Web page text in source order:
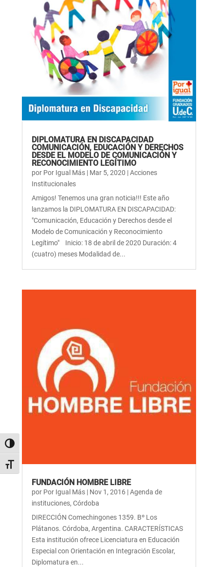
Alternar alto contraste
Alternar tamaño de letra
DIPLOMATURA EN DISCAPACIDAD
COMUNICACIÓN, EDUCACIÓN Y DERECHOS
DESDE EL MODELO DE COMUNICACIÓN Y
RECONOCIMIENTO LEGÍTIMO
por Por Igual Más| Mar 5, 2020 |Acciones
Institucionales
Amigos! Tenemos una gran noticia!!! Este año
lanzamos la DIPLOMATURA EN DISCAPACIDAD:
"Comunicación, Educación y Derechos desde el
Modelo de Comunicación y Reconocimiento
Legítimo" Inicio: 18 de abril de 2020 Duración: 4
(cuatro) meses Modalidad de...
FUNDACIÓN HOMBRE LIBRE
por Por Igual Más| Nov 1, 2016 |Agenda de
instituciones, Córdoba
DIRECCIÓN Comechingones 1359. Bº Los
Plátanos. Córdoba, Argentina. CARACTERÍSTICAS
Esta institución ofrece Licenciatura en Educación
Especial con Orientación en Integración Escolar,
Diplomatura en...